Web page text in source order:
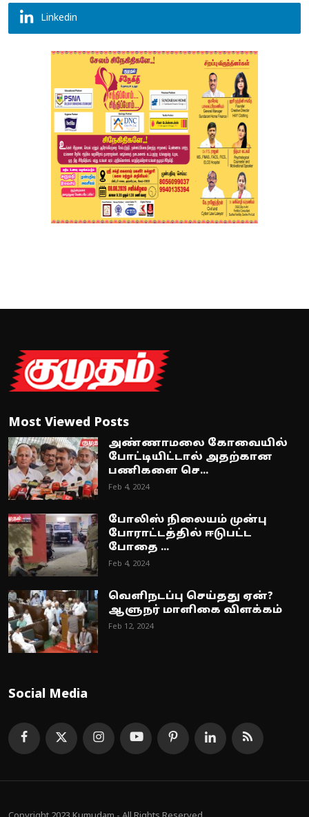
Linkedin
Most Viewed Posts
அண்ணாமலை கோவையில்
போட்டியிட்டால் அதற்கான
பணிகளை செ...
Feb 4, 2024
போலிஸ் நிலையம் முன்பு
போராட்டத்தில் ஈடுபட்ட
போதை ...
Feb 4, 2024
வெளிநடப்பு செய்தது ஏன்?
ஆளுநர் மாளிகை விளக்கம்
Feb 12, 2024
Social Media